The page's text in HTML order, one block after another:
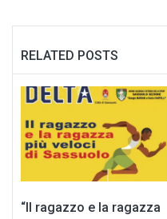
RELATED POSTS
“Il ragazzo e la ragazza